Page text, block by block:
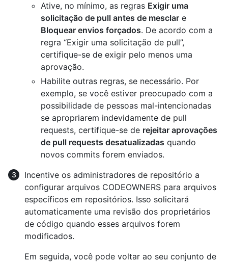
Ative, no mínimo, as regras Exigir uma
solicitação de pull antes de mesclar e
Bloquear envios forçados. De acordo com a
regra “Exigir uma solicitação de pull”,
certifique-se de exigir pelo menos uma
aprovação.
Habilite outras regras, se necessário. Por
exemplo, se você estiver preocupado com a
possibilidade de pessoas mal-intencionadas
se apropriarem indevidamente de pull
requests, certifique-se de rejeitar aprovações
de pull requests desatualizadas quando
novos commits forem enviados.
Incentive os administradores de repositório a
configurar arquivos CODEOWNERS para arquivos
específicos em repositórios. Isso solicitará
automaticamente uma revisão dos proprietários
de código quando esses arquivos forem
modificados.
Em seguida, você pode voltar ao seu conjunto de